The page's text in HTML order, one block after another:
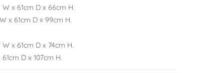
x 61cm D x 66cm H.
x 61cm D x 99cm H.
x 61cm D x 74cm H.
D x 107cm H.